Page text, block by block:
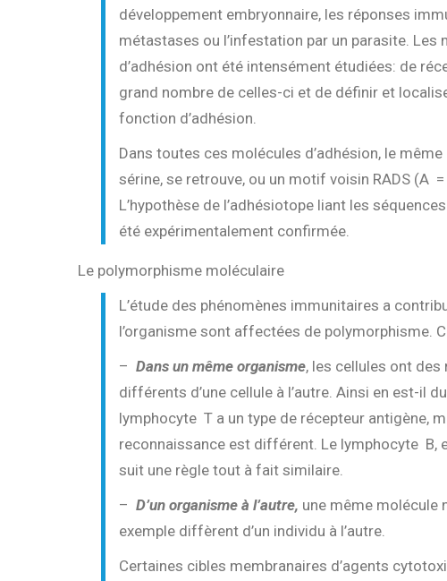
développement embryonnaire, les réponses
métastases ou l’infestation par un parasite.
d’adhésion ont été intensément étudiées: de
grand nombre de celles-ci et de définir et
fonction d’adhésion.
Dans toutes ces molécules d’adhésion, le
sérine, se retrouve, ou un motif voisin RADS (A
L’hypothèse de l’adhésiotope liant les
été expérimentalement confirmée.
Le polymorphisme moléculaire
L’étude des phénomènes immunitaires a
l’organisme sont affectées de polymorphisme.
– Dans un même organisme, les cellules ont
différents d’une cellule à l’autre. Ainsi en est-il
lymphocyte T a un type de récepteur antigène,
reconnaissance est différent. Le lymphocyte B,
suit une règle tout à fait similaire.
– D’un organisme à l’autre, une même molécule
exemple diffèrent d’un individu à l’autre.
Certaines cibles membranaires d’agents